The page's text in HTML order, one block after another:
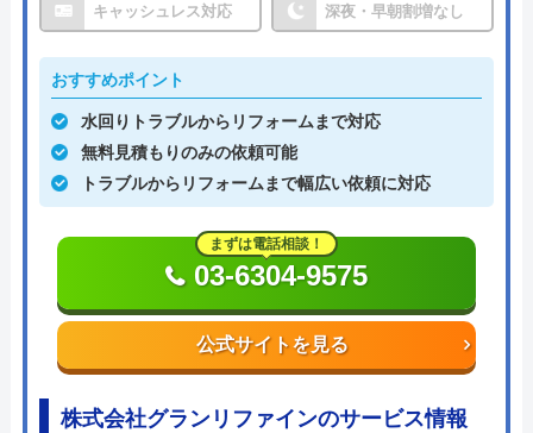
キャッシュレス対応 深夜・早朝割増なし
おすすめポイント
水回りトラブルからリフォームまで対応
無料見積もりのみの依頼可能
トラブルからリフォームまで幅広い依頼に対応
公式サイトを見る
まずは電話相談！
03-6304-9575
株式会社グランリファインのサービス情報